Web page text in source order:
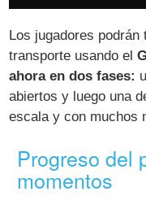
Los jugadores
transporte usando el
ahora en dos fases:
abiertos y luego una
escala y con muchos
Progreso del
momentos